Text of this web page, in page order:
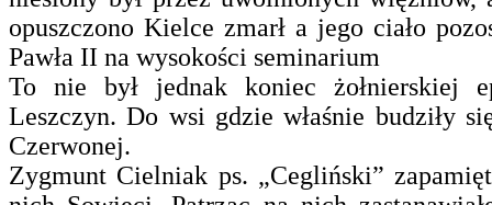
opuszczono Kielce zmarł a jego ciało
Pawła II na wysokości seminarium
To nie był jednak koniec żołnierskiej
Leszczyn. Do wsi gdzie właśnie budziły
Czerwonej.
Zygmunt Cielniak ps. „Cegliński”